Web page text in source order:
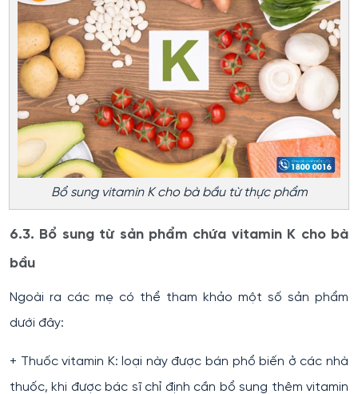
Bổ sung vitamin K cho bà bầu từ thực phẩm
6.3. Bổ sung từ sản phẩm chứa vitamin K cho bà
bầu
Ngoài ra các mẹ có thể tham khảo một số sản phẩm
dưới đây:
+ Thuốc vitamin K: loại này được bán phổ biến ở các nhà
thuốc, khi được bác sĩ chỉ định cần bổ sung thêm vitamin